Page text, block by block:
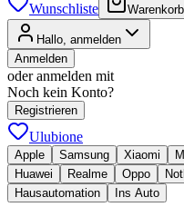
Wunschliste Warenkorb
Hallo, anmelden
Anmelden
oder anmelden mit
Noch kein Konto?
Registrieren
Ulubione
Apple Samsung Xiaomi
Huawei
Realme Oppo
Hausautomation
Ins Auto